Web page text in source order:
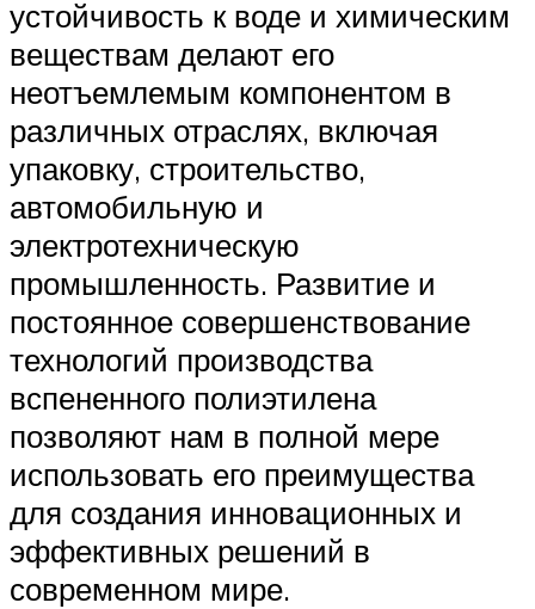
устойчивость к воде и химическим
веществам делают его
неотъемлемым компонентом в
различных отраслях, включая
упаковку, строительство,
автомобильную и
электротехническую
промышленность. Развитие и
постоянное совершенствование
технологий производства
вспененного полиэтилена
позволяют нам в полной мере
использовать его преимущества
для создания инновационных и
эффективных решений в
современном мире.